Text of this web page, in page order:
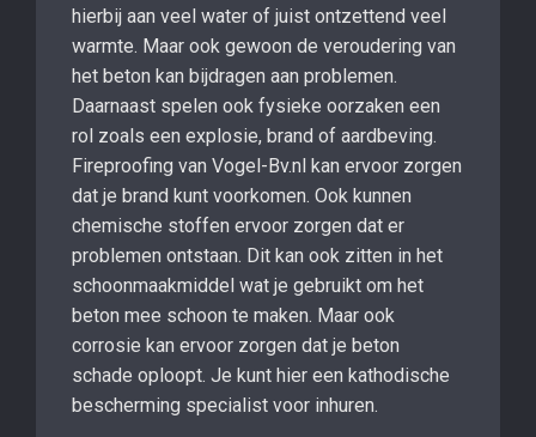
hierbij aan veel water of juist ontzettend veel
warmte. Maar ook gewoon de veroudering van
het beton kan bijdragen aan problemen.
Daarnaast spelen ook fysieke oorzaken een
rol zoals een explosie, brand of aardbeving.
Fireproofing van Vogel-Bv.nl kan ervoor zorgen
dat je brand kunt voorkomen. Ook kunnen
chemische stoffen ervoor zorgen dat er
problemen ontstaan. Dit kan ook zitten in het
schoonmaakmiddel wat je gebruikt om het
beton mee schoon te maken. Maar ook
corrosie kan ervoor zorgen dat je beton
schade oploopt. Je kunt hier een kathodische
bescherming specialist voor inhuren.